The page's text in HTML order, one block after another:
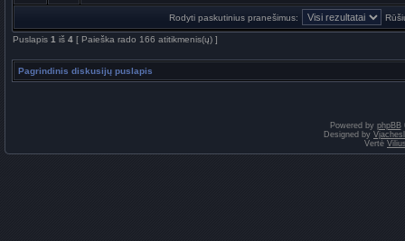
Rodyti paskutinius pranešimus:
Puslapis 1 iš 4 [ Paieška rado 166 atitikmenis(ų) ]
Pagrindinis diskusijų puslapis
Powered by phpBB
Designed by
Vertė